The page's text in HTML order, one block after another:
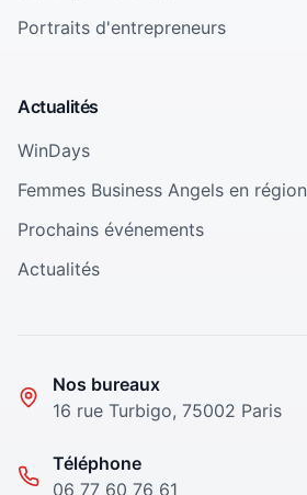
Portraits d'entrepreneurs
Actualités
WinDays
Femmes Business Angels en région
Prochains événements
Actualités
Nos bureaux
16 rue Turbigo, 75002 Paris
Téléphone
06 77 60 76 61